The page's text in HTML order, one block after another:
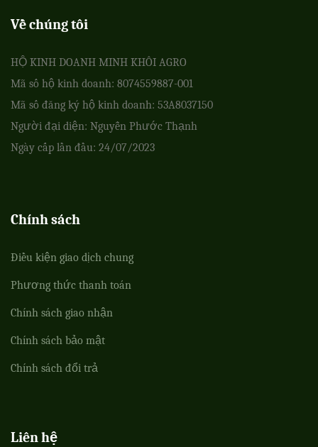
Về chúng tôi
HỘ KINH DOANH MINH KHÔI AGRO
Mã số hộ kinh doanh: 8074559887-001
Mã số đăng ký hộ kinh doanh: 53A8037150
Người đại diện: Nguyễn Phước Thạnh
Ngày cấp lần đầu: 24/07/2023
Chính sách
Điều kiện giao dịch chung
Phương thức thanh toán
Chính sách giao nhận
Chính sách bảo mật
Chính sách đổi trả
Liên hệ